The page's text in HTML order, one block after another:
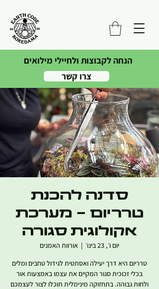
הנחה לקבוצות ולחיילי מילואים
צרו קשר
סדנה להכנת
טרריום - מערכת
אקולוגית סגורה
יום ו׳, 23 בינו׳
  |
אורוות האמנים
טרריום היא דרך יעילה ואסתטית לגידול טחבים ומלים
בכלי זכוכית סגור המקיים את עצמו באמצעות אור
ולחות גבוהה. בתחזוקה מינימלית תוכלו לצור לעצמכם